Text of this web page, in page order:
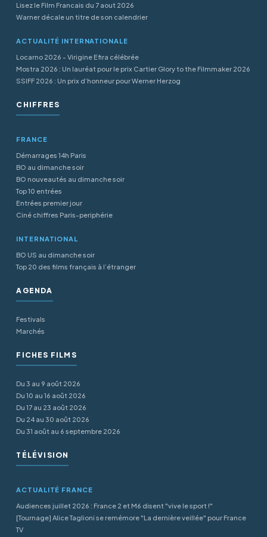
Lisez le Film Francais du 7 aout 2026
Warner décale un titre de son calendrier
ACTUALITÉ INTERNATIONALE
Locarno 2026 - Virigine Efira célébrée
Mostra 2026 : Un lauréat pour le prix Cartier Glory to the Filmmaker 2026
SSIFF 2026 : Un prix d’honneur pour Werner Herzog
CHIFFRES
FRANCE
Démarrages 14h Paris
BO au dimanche soir
BO nouveautés au dimanche soir
Top 10 entrées
Entrées premier jour
Ciné chiffres Paris-periphérie
INTERNATIONAL
BO US au dimanche soir
Top 20 des films français à l’étranger
AGENDA
Festivals
Marchés
FICHES FILMS
Du 3 au 9 août 2026
Du 10 au 16 août 2026
Du 17 au 23 août 2026
Du 24 au 30 août 2026
Du 31 août au 6 septembre 2026
TÉLÉVISION
ACTUALITÉ FRANCE
Audiences juillet 2026 : France 2 et M6 disent "vive le sport !"
[Tournage] Alice Taglioni se remémore "La dernière veillée" pour France
TV